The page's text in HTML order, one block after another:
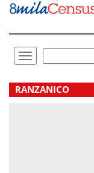
Vai
direttamente
Toggle
navigation
.
RANZANICO